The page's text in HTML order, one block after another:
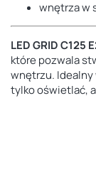
wnętrza w
LED GRID C125
które pozwala
wnętrzu. Idealny
tylko oświetlać,